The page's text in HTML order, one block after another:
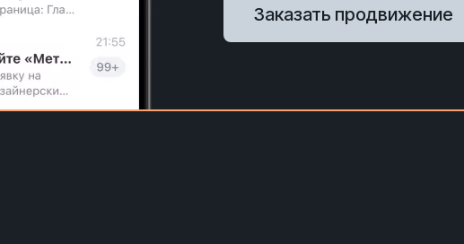
Заказать продвижение